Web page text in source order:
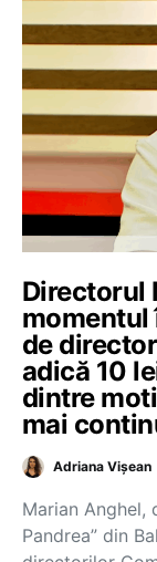
Directorul
momentul
de
adică 10
dintre
mai
Adriana Vișean
Marian Anghel,
Pandrea” din